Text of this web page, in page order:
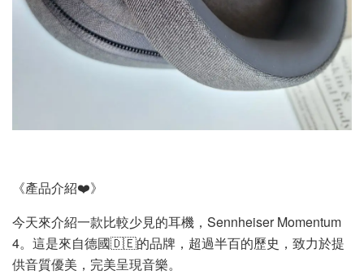
《產品介紹❤️》
今天來介紹一款比較少見的耳機，Sennheiser Momentum
4。這是來自德國🇩🇪的品牌，超過半百的歷史，致力於提
供音質優美，完美呈現音樂。